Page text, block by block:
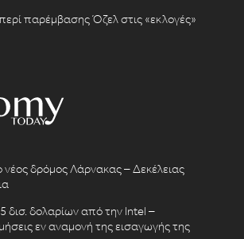
παρέμβασης Όζελ στις «εκλογές»
νέος δρόμος Λάρνακας – Δεκέλειας
δισ. δολαρίων από την Intel –
εν αναμονή της εισαγωγής της